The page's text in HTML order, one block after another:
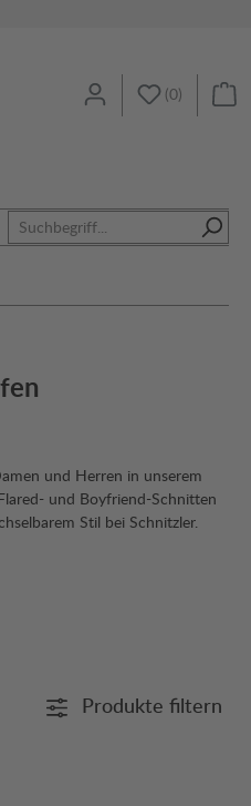
(0)
und Herren in unserem
und Boyfriend-Schnitten
Stil bei Schnitzler.
Produkte filtern